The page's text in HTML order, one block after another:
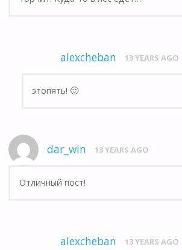
alexcheban 13 YEARS AGO
этопять! 🙂
dar_win 13 YEARS AGO
Отличный пост!
alexcheban 13 YEARS AGO